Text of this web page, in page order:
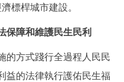
標桿城市建設。
障和維護民生民利
方式踐行全過程人民民
益的法律執行護佑民生福